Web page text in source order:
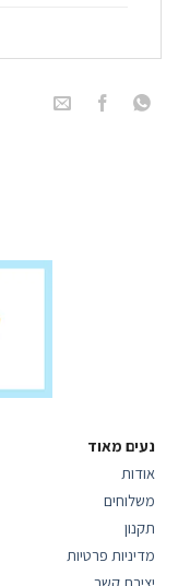
נעים מאוד
אודות
משלוחים
תקנון
מדיניות פרטיות
יצירת קשר